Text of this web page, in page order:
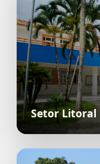
Setor Litoral